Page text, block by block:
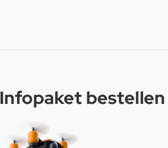
Infopaket bestellen